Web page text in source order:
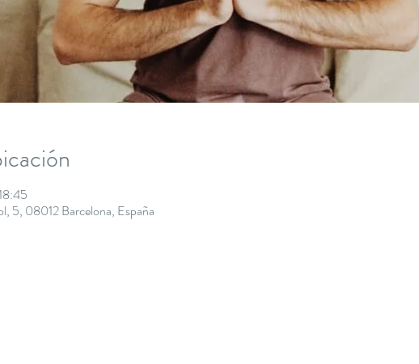
5, 08012 Barcelona, España